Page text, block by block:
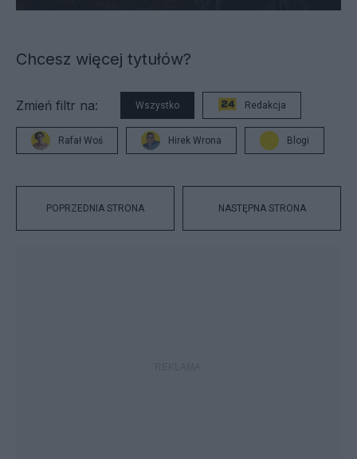
Chcesz więcej tytułów?
Zmień filtr na: Wszystko Redakcja
Rafał Woś Hirek Wrona Blogi
POPRZEDNIA STRONA NASTĘPNA STRONA